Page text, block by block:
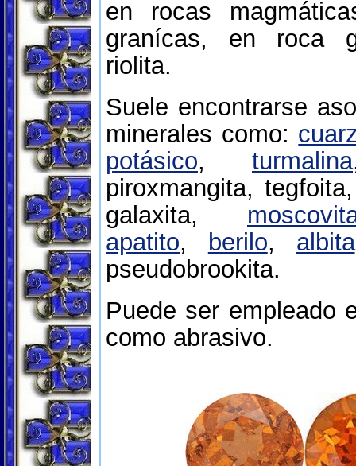
en rocas
granícas, en roca
riolita.
Suele encontrarse
minerales como:
potásico, turmalina
piroxmangita,
galaxita,
apatito, berilo, albita
pseudobrookita.
Puede ser empleado
como abrasivo.